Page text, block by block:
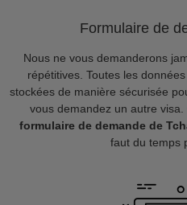
Formulaire de
Nous ne vous demanderons
répétitives. Toutes les
stockées de manière sécurisée
vous demandez un autre visa.
formulaire de demande de
faut du temps